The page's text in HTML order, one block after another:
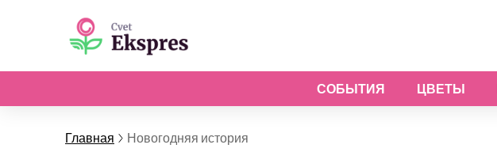
СОБЫТИЯ ЦВЕТЫ
Главная Новогодняя история